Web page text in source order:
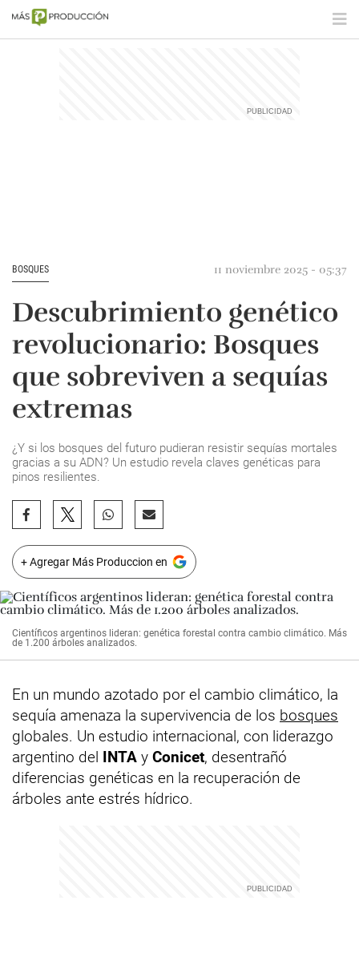
BOSQUES 11 noviembre 2025 - 05:37
Descubrimiento genético
revolucionario: Bosques
que sobreviven a sequías
extremas
¿Y si los bosques del futuro pudieran resistir sequías mortales
gracias a su ADN? Un estudio revela claves genéticas para
pinos resilientes.
+ Agregar Más Produccion en
Científicos argentinos lideran: genética forestal contra cambio climático. Más
de 1.200 árboles analizados.
En un mundo azotado por el cambio climático, la
sequía amenaza la supervivencia de los bosques
globales. Un estudio internacional, con liderazgo
argentino del INTA y Conicet, desentrañó
diferencias genéticas en la recuperación de
árboles ante estrés hídrico.